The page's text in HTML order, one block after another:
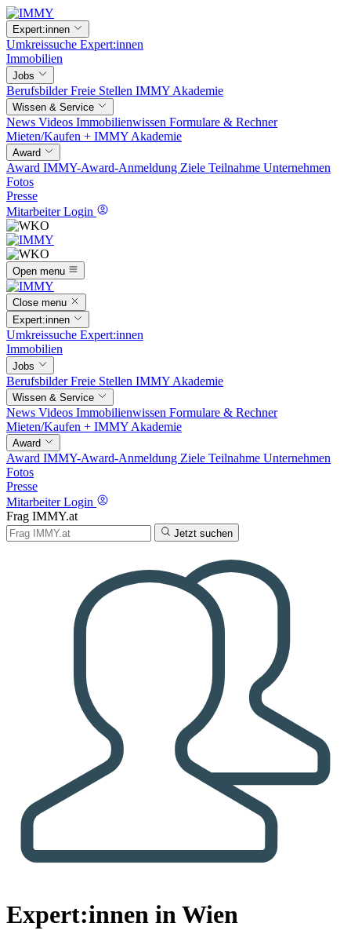
Expert:innen
Umkreissuche Expert:innen
Immobilien
Jobs
BerufsbilderFreie Stellen IMMY Akademie
Wissen & Service
News Videos Immobilienwissen Formulare & Rechner
Mieten/Kaufen + IMMY Akademie
Award
Award IMMY-Award-Anmeldung Ziele Teilnahme Unternehmen
Fotos
Presse
Mitarbeiter Login
Open menu
Close menu
Expert:innen
Umkreissuche Expert:innen
Immobilien
Jobs
BerufsbilderFreie Stellen IMMY Akademie
Wissen & Service
News Videos Immobilienwissen Formulare & Rechner
Mieten/Kaufen + IMMY Akademie
Award
Award IMMY-Award-Anmeldung Ziele Teilnahme Unternehmen
Fotos
Presse
Mitarbeiter Login
Frag IMMY.at
Jetzt suchen
Expert:innen in Wien